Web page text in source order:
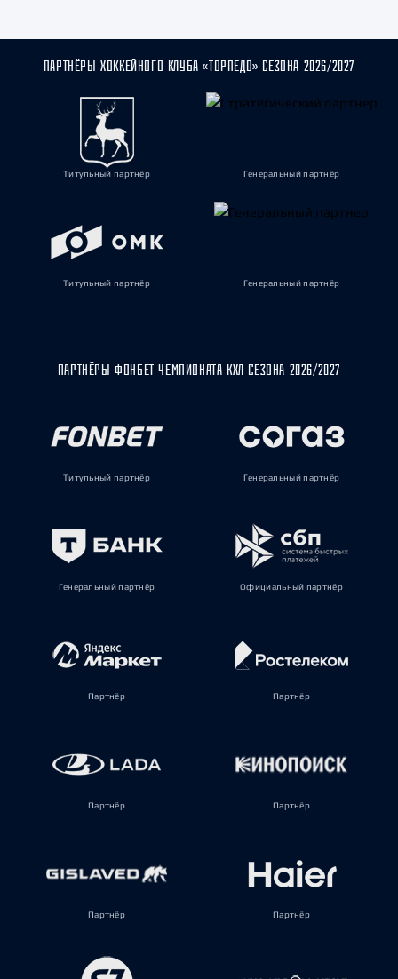
ПАРТНЁРЫ ХОККЕЙНОГО КЛУБА «ТОРПЕДО» СЕЗОНА 2026/2027
Титульный партнёр Генеральный партнёр
Титульный партнёр Генеральный партнёр
ПАРТНЁРЫ ФОНБЕТ ЧЕМПИОНАТА КХЛ СЕЗОНА 2026/2027
Титульный партнёр Генеральный партнёр
Генеральный партнёр Официальный партнёр
Партнёр Партнёр
Партнёр Партнёр
Партнёр Партнёр